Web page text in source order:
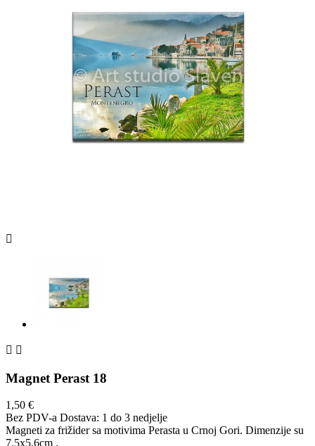

 
Magnet Perast 18
1,50 €
Bez PDV-a Dostava: 1 do 3 nedjelje
Magneti za frižider sa motivima Perasta u Crnoj Gori. Dimenzije su
7.5x5.6cm .